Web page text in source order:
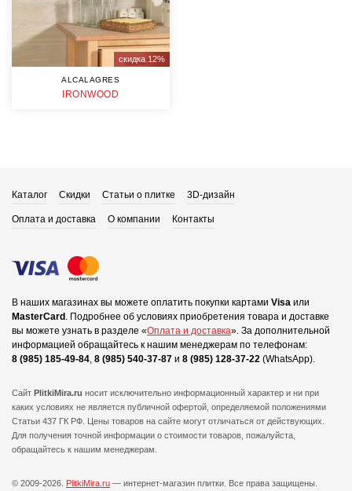
скидка 12%
ALCALAGRES
IRONWOOD
Каталог Скидки Статьи о плитке 3D-дизайн
Оплата и доставка О компании Контакты
В наших магазинах вы можете оплатить покупки картами Visa или
MasterCard Подробнее об условиях приобретения товара и доставке
вы можете узнать в разделе «Оплата и доставка». За дополнительной
информацией обращайтесь к нашим менеджерам по телефонам:
8 (985) 185-49-84 8 (985) 540-37-87 и 8 (985) 128-37-22 (WhatsApp).
Сайт PlitkiMira.ru носит исключительно информационный характер и ни при
каких условиях не является публичной офертой, определяемой положениями
Статьи 437 ГК РФ. Цены товаров на сайте могут отличаться от действующих.
Для получения точной информации о стоимости товаров, пожалуйста,
обращайтесь к нашим менеджерам.
© 2009-2026. PlitkiMira.ru — интернет-магазин плитки. Все права защищены.